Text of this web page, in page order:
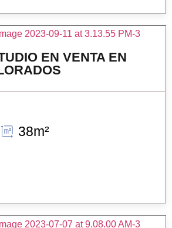
EN VENTA EN
38m²